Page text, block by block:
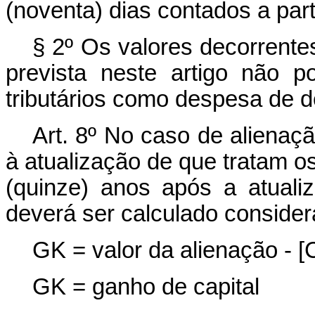
(noventa) dias contados a
§ 2º Os valores
prevista neste artigo não
tributários como despesa de
Art. 8º No caso de
à atualização de que tratam
(quinze) anos após a
deverá ser calculado
GK = valor da alienação -
GK = ganho de capital